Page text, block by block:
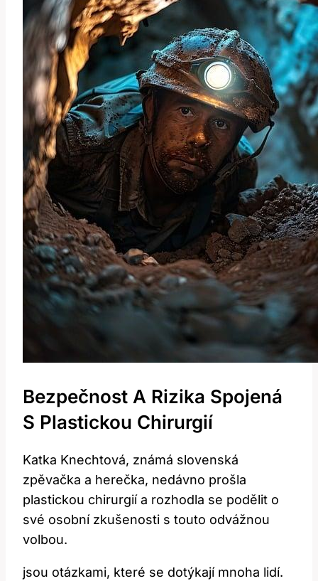
Bezpečnost A Rizika Spojená
S Plastickou Chirurgií
Katka Knechtová, známá slovenská
zpěvačka a herečka, nedávno prošla
plastickou chirurgií a rozhodla se podělit o
své osobní zkušenosti s touto odvážnou
volbou.
jsou otázkami, které se dotýkají mnoha lidí.